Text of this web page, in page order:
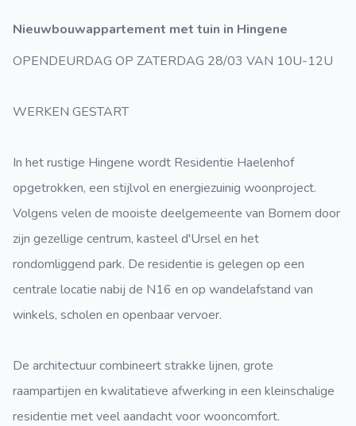
Nieuwbouwappartement met tuin in Hingene
OPENDEURDAG OP ZATERDAG 28/03 VAN 10U-12U
WERKEN GESTART
In het rustige Hingene wordt Residentie Haelenhof
opgetrokken, een stijlvol en energiezuinig woonproject.
Volgens velen de mooiste deelgemeente van Bornem door
zijn gezellige centrum, kasteel d'Ursel en het
rondomliggend park. De residentie is gelegen op een
centrale locatie nabij de N16 en op wandelafstand van
winkels, scholen en openbaar vervoer.
De architectuur combineert strakke lijnen, grote
raampartijen en kwalitatieve afwerking in een kleinschalige
residentie met veel aandacht voor wooncomfort.